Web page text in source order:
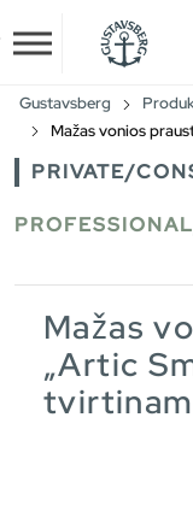
Skip to main content
Gustavsberg
Mažas vonios
PRIVATE/
Mažas
„Artic